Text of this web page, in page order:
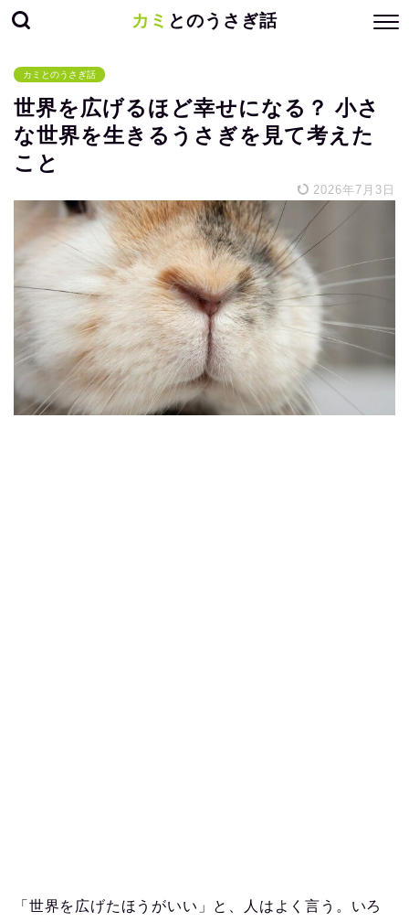
カミ とのうさぎ話
カミとのうさぎ話
世界を広げるほど幸せになる？ 小さ
な世界を生きるうさぎを見て考えた
こと
2026年7月3日
「世界を広げたほうがいい」と、人はよく言う。いろ